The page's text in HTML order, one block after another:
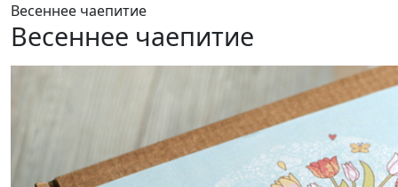
Весеннее чаепитие
Весеннее чаепитие